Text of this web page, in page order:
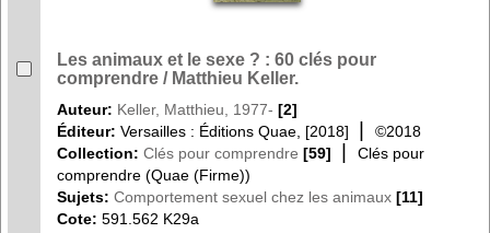
Les animaux et le sexe ? : 60 clés pour
comprendre / Matthieu Keller.
Auteur: Keller, Matthieu, 1977- [2]
Éditeur: Versailles : Éditions Quae, [2018]
©2018
Collection: Clés pour comprendre [59]
Clés pour
comprendre (Quae (Firme))
Sujets: Comportement sexuel chez les animaux [11]
Cote: 591.562 K29a